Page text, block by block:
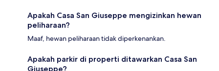
Apakah Casa San Giuseppe mengizinkan hewan
peliharaan?
Maaf, hewan peliharaan tidak diperkenankan.
Apakah parkir di properti ditawarkan Casa San
Giuseppe?